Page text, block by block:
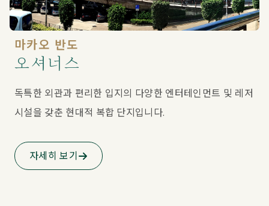
마카오 반도
오셔너스
독특한 외관과 편리한 입지의 다양한 엔터테인먼트 및 레저
시설을 갖춘 현대적 복합 단지입니다.
자세히 보기